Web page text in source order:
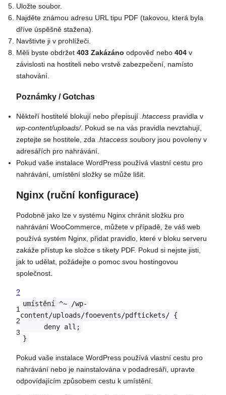
Uložte soubor.
Najděte známou adresu URL tipu PDF (takovou, která byla
dříve úspěšně stažena).
Navštivte ji v prohlížeči.
Měli byste obdržet 403 Zakázáno odpověď nebo 404 v
závislosti na hostiteli nebo vrstvě zabezpečení, namísto
stahování.
Poznámky / Gotchas
Někteří hostitelé blokují nebo přepisují .htaccess pravidla v
wp-content/uploads/. Pokud se na vás pravidla nevztahují,
zeptejte se hostitele, zda .htaccess soubory jsou povoleny v
adresářích pro nahrávání.
Pokud vaše instalace WordPress používá vlastní cestu pro
nahrávání, umístění složky se může lišit.
Nginx (ruční konfigurace)
Podobně jako lze v systému Nginx chránit složku pro
nahrávání WooCommerce, můžete v případě, že váš web
používá systém Nginx, přidat pravidlo, které v bloku serveru
zakáže přístup ke složce s tikety PDF. Pokud si nejste jisti,
jak to udělat, požádejte o pomoc svou hostingovou
společnost.
?
1
2
3
umístění ^~ /wp-
content/uploads/fooevents/pdftickets/ {
deny all;
}
Pokud vaše instalace WordPress používá vlastní cestu pro
nahrávání nebo je nainstalována v podadresáři, upravte
odpovídajícím způsobem cestu k umístění.